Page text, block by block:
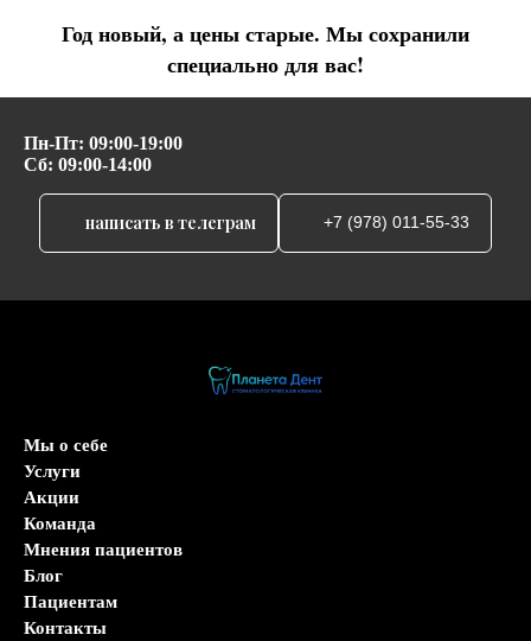
Год новый, а цены старые. Мы сохранили
специально для вас!
Пн-Пт: 09:00-19:00
Сб: 09:00-14:00
написать в телеграм +7 (978) 011-55-33
Мы о себе
Услуги
Акции
Команда
Мнения пациентов
Блог
Пациентам
Контакты